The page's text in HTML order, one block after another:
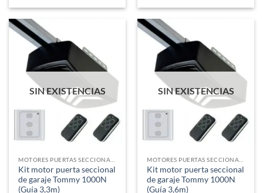
SIN EXISTENCIAS
Kit motor puerta seccional
de garaje Tommy 1000N
(Guía 3,3m)
SIN EXISTENCIAS
Kit motor puerta seccional
de garaje Tommy 1000N
(Guía 3,6m)